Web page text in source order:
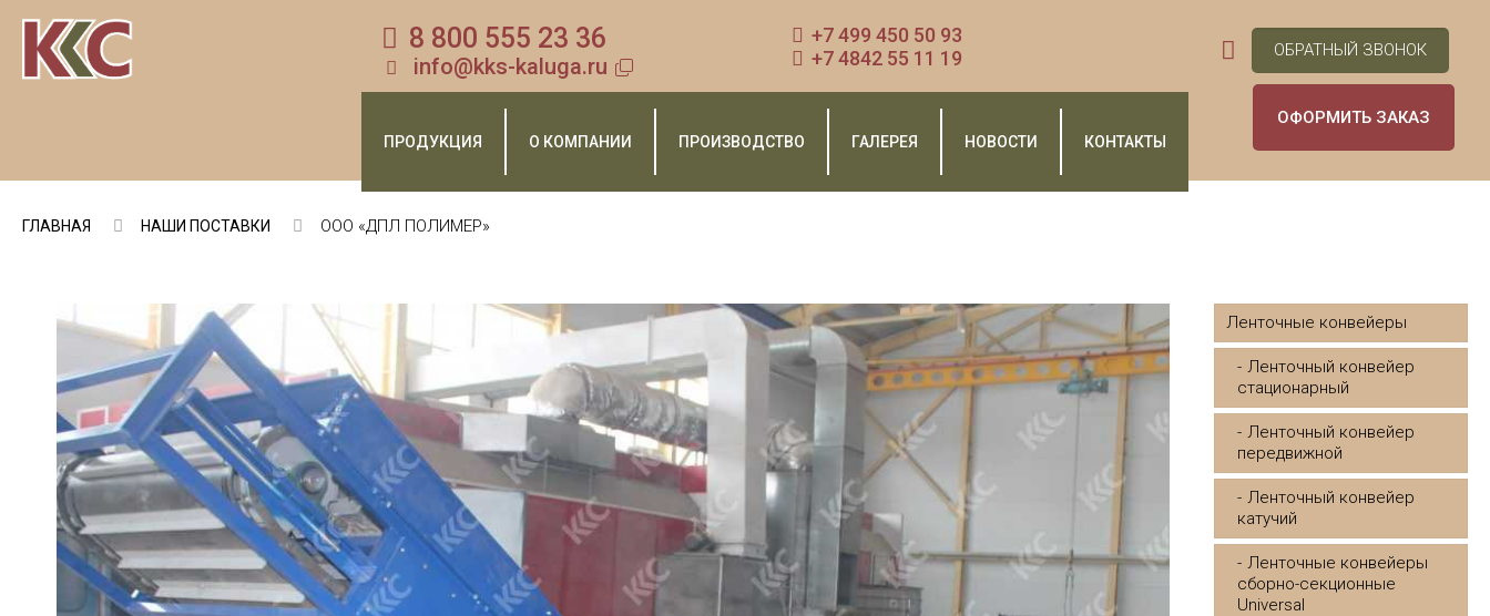
8 800 555 23 36
info@kks-kaluga.ru
+7 499 450 50 93
+7 4842 55 11 19
ПРОДУКЦИЯ О КОМПАНИИ ПРОИЗВОДСТВО ГАЛЕРЕЯ НОВОСТИ КОНТАКТЫ
ОБРАТНЫЙ ЗВОНОК
ОФОРМИТЬ ЗАКАЗ
ГЛАВНАЯ НАШИ ПОСТАВКИ ООО «ДПЛ ПОЛИМЕР»
Ленточные конвейеры
Ленточный конвейер
стационарный
Ленточный конвейер
передвижной
Ленточный конвейер
катучий
Ленточные конвейеры
сборно-секционные
Universal